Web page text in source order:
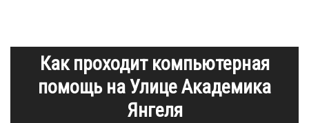
Как проходит компьютерная
помощь на Улице Академика
Янгеля